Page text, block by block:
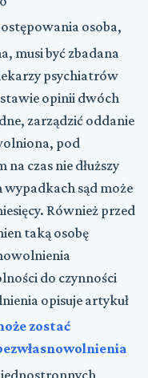
osoba,
musi być zbadana
psychiatrów
opinii dwóch
zarządzić oddanie
pod
na czas nie dłuższy
sąd może
Również przed
taką osobę
do czynności
opisuje artykuł
zostać